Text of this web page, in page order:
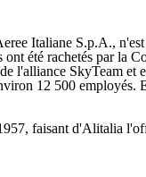
Italiane S.p.A.,
été rachetés par la
l'alliance SkyTeam et
12 500 employés.
faisant d'Alitalia